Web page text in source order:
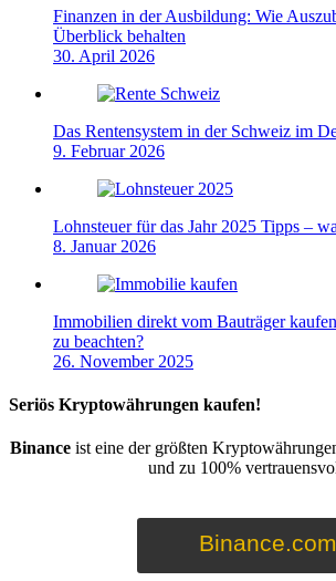
Finanzen in der Ausbildung: Wie
Überblick behalten
30. April 2026
Das Rentensystem in der Schweiz im
9. Februar 2026
Lohnsteuer für das Jahr 2025 Tipps –
8. Januar 2026
Immobilien direkt vom Bauträger
zu beachten?
26. November 2025
Seriös Kryptowährungen kaufen!
Binance ist eine der größten
und zu 100%
Binance.com